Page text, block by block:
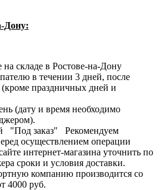
Дону:
складе в Ростове-на-Дону
в течении 3 дней, после
(кроме праздничных дней и
(дату и время необходимо
"Под заказ" Рекомендуем
осуществлением операции
интернет-магазина уточнить по
сроки и условия доставки.
компанию производится со
4000 руб.